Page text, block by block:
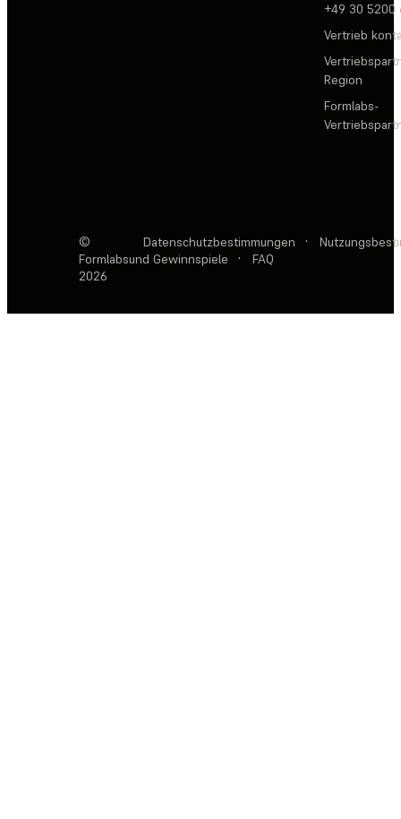
+49 30 5200
Vertrieb
Region
Formlabs-
©
Formlabs
2026
Datenschutzbestimmungen ·
und Gewinnspiele
· FAQ